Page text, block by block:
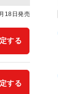
18日発売
する
する